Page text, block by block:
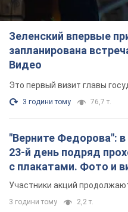
Зеленский впервые
запланирована
Видео
Это первый визит главы
3 години тому 76,7 т.
"Верните Федорова":
23-й день подряд
с плакатами. Фото и
Участники акций
3 години тому 2,2 т.